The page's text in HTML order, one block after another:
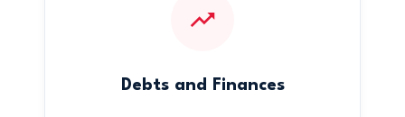
Debts and Finances